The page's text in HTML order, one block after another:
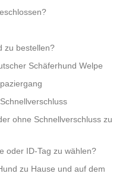
zu bestellen?
Schäferhund Welpe
ohne Schnellverschluss zu
oder ID-Tag zu wählen?
zu Hause und auf dem